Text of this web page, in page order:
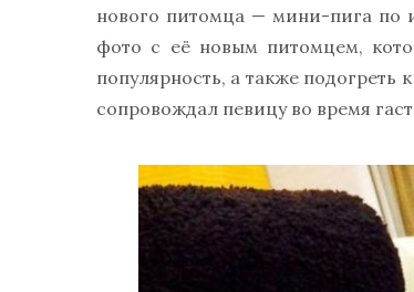
нового питомца — мини-пига по
фото с её новым питомцем,
популярность, а также
сопровождал певицу во время